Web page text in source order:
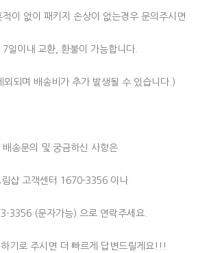
이 없이 패키지 손상이 없는경우 문의주시면
7일이내 교환, 환불이 가능합니다.
외되며 배송비가 추가 발생될 수 있습니다.)
송문의 및 궁금하신 사항은
림샵 고객센터 1670-3356 이나
3356 (문자가능) 으로 연락주세요.
기로 주시면 더 빠르게 답변드릴게요!!!